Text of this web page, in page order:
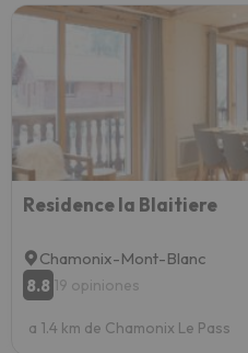
Residence la Blaitiere
Chamonix-Mont-Blanc
8.8 19 opiniones
a 1.4 km de Chamonix Le Pass